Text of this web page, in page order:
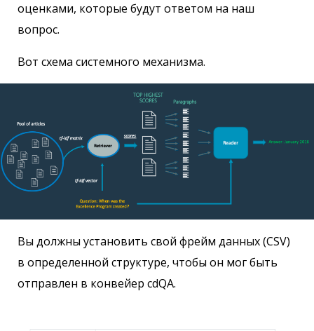
оценками, которые будут ответом на наш
вопрос.
Вот схема системного механизма.
Вы должны установить свой фрейм данных (CSV)
в определенной структуре, чтобы он мог быть
отправлен в конвейер cdQA.